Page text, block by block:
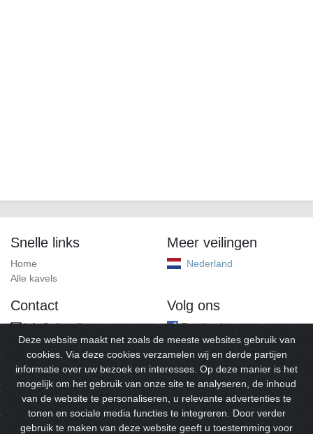
Snelle links
Home
Alle kavels
Meer veilingen
Nederland
Contact
info@alleveilingen.net
Volg ons
Facebook
© 2026Alleveilingen.Alle rechten voorbehouden.
Deze website maakt net zoals de meeste websites gebruik van
cookies. Via deze cookies verzamelen wij en derde partijen
informatie over uw bezoek en interesses. Op deze manier is het
mogelijk om het gebruik van onze site te analyseren, de inhoud
van de website te personaliseren, u relevante advertenties te
tonen en sociale media functies te integreren. Door verder
gebruik te maken van deze website geeft u toestemming voor